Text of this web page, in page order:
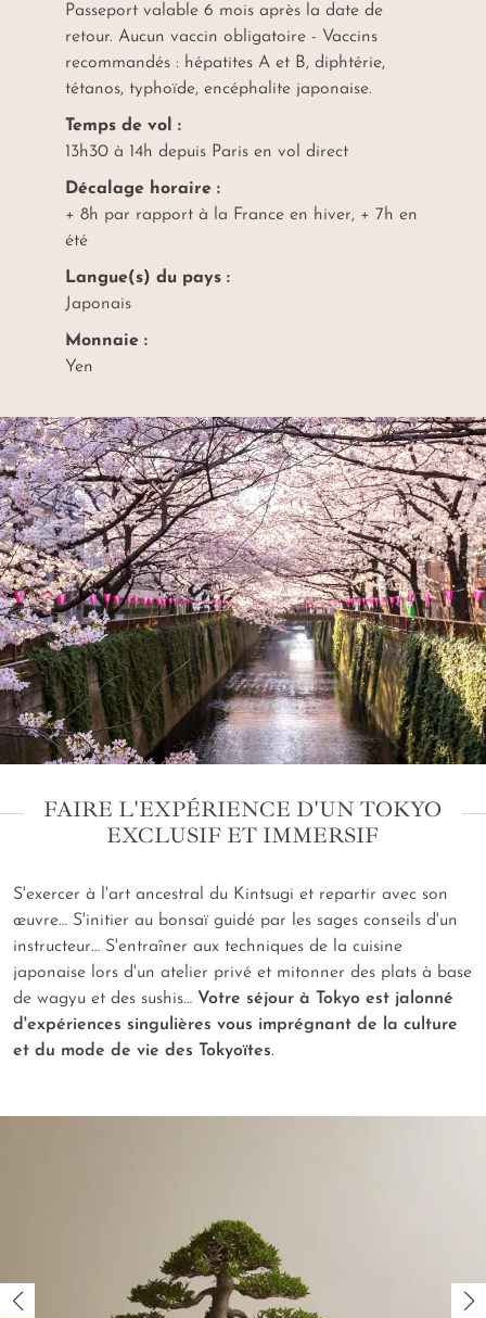
Passeport valable 6 mois après la date de
retour. Aucun vaccin obligatoire - Vaccins
recommandés : hépatites A et B, diphtérie,
tétanos, typhoïde, encéphalite japonaise.
Temps de vol :
13h30 à 14h depuis Paris en vol direct
Décalage horaire :
+ 8h par rapport à la France en hiver, + 7h en
été
Langue(s) du pays :
Japonais
Monnaie :
Yen
FAIRE L'EXPÉRIENCE D'UN TOKYO
EXCLUSIF ET IMMERSIF
S'exercer à l'art ancestral du Kintsugi et repartir avec son
œuvre… S'initier au bonsaï guidé par les sages conseils d'un
instructeur… S'entraîner aux techniques de la cuisine
japonaise lors d'un atelier privé et mitonner des plats à base
de wagyu et des sushis… Votre séjour à Tokyo est jalonné
d'expériences singulières vous imprégnant de la culture
et du mode de vie des Tokyoïtes.